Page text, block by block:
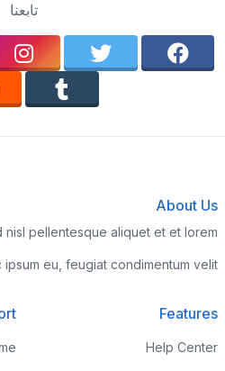
تابعنا
About Us
nisl pellentesque aliquet et et lorem.
eu, feugiat condimentum velit.
Features
Help Center